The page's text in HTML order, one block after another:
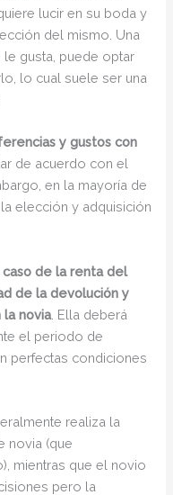
lucir en su boda y
del mismo. Una
gusta, puede optar
lo cual suele ser una
y gustos con
de acuerdo con el
en la mayoría de
elección y adquisición
de la renta del
de la devolución y
la novia. Ella deberá
el periodo de
perfectas condiciones
realiza la
novia (que
mientras que el novio
pero la